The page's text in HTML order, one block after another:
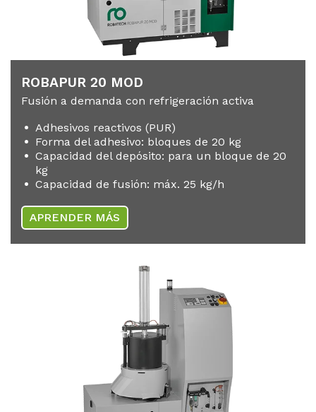
RO­BA­PUR 20 MOD
Fusión a demanda con refrigeración activa
Adhesivos reactivos (PUR)
Forma del adhesivo: bloques de 20 kg
Capacidad del depósito: para un bloque de 20
kg
Capacidad de fusión: máx. 25 kg/h
APRENDER MÁS